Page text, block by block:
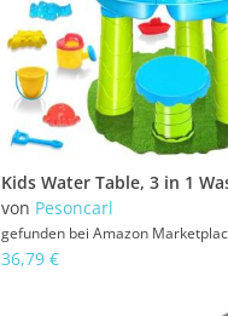
von Pesoncarl
gefunden bei Amazon
36,79 €